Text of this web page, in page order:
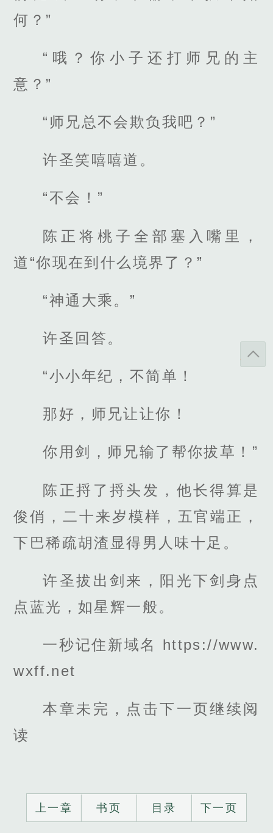
何？”
“哦？你小子还打师兄的主
意？”
“师兄总不会欺负我吧？”
许圣笑嘻嘻道。
“不会！”
陈正将桃子全部塞入嘴里，
道“你现在到什么境界了？”
“神通大乘。”
许圣回答。
“小小年纪，不简单！
那好，师兄让让你！
你用剑，师兄输了帮你拔草！”
陈正捋了捋头发，他长得算是
俊俏，二十来岁模样，五官端正，
下巴稀疏胡渣显得男人味十足。
许圣拔出剑来，阳光下剑身点
点蓝光，如星辉一般。
一秒记住新域名 https://www.
wxff.net
本章未完，点击下一页继续阅
读
上一章 书页 目录 下一页